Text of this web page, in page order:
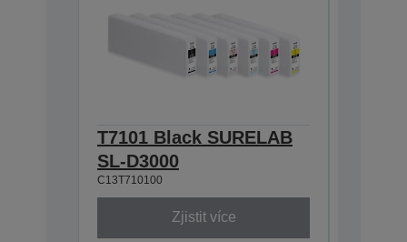
T7101 Black SURELAB
SL-D3000
C13T710100
Zjistit více